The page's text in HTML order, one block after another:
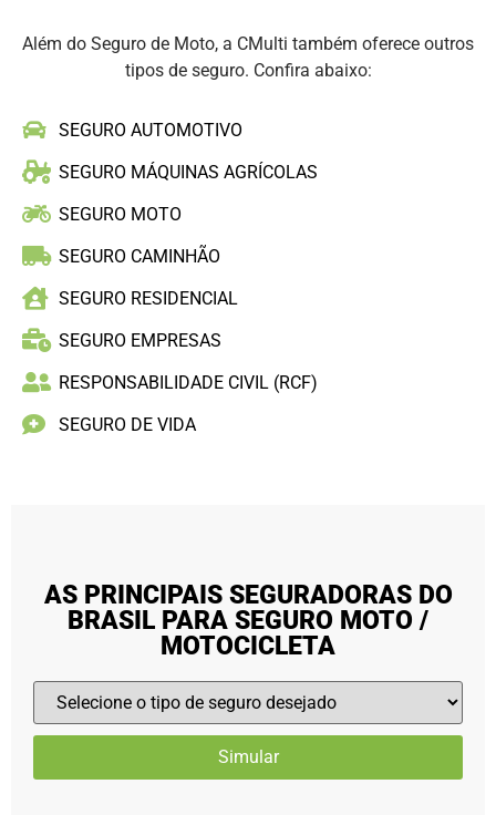
Além do Seguro de Moto, a CMulti também oferece outros
tipos de seguro. Confira abaixo:
SEGURO AUTOMOTIVO
SEGURO MÁQUINAS AGRÍCOLAS
SEGURO MOTO
SEGURO CAMINHÃO
SEGURO RESIDENCIAL
SEGURO EMPRESAS
RESPONSABILIDADE CIVIL (RCF)
SEGURO DE VIDA
AS PRINCIPAIS SEGURADORAS DO
BRASIL PARA SEGURO MOTO /
MOTOCICLETA